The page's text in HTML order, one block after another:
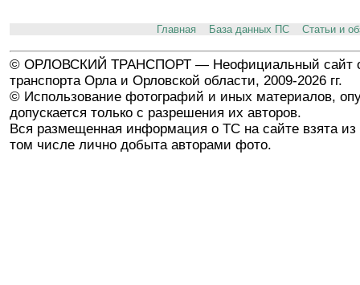
Главная База данных ПС Статьи и
© ОРЛОВСКИЙ ТРАНСПОРТ — Неофициальный сайт
транспорта Орла и Орловской области, 2009-2026 гг.
© Использование фотографий и иных материалов,
допускается только с разрешения их авторов.
Вся размещенная информация о ТС на сайте взята из
том числе лично добыта авторами фото.